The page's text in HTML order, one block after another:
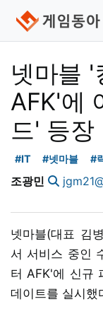
넷마블 '
AFK'에
드' 등장
#IT #넷마블 #
조광민
넷마블(대표 김
서 서비스 중인
터 AFK'에 신규
데이트를 실시했